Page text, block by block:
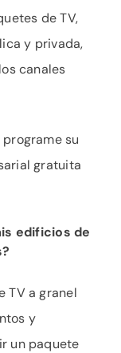
de TV,
y privada,
canales
su
gratuita
edificios de
TV a granel
y
un paquete